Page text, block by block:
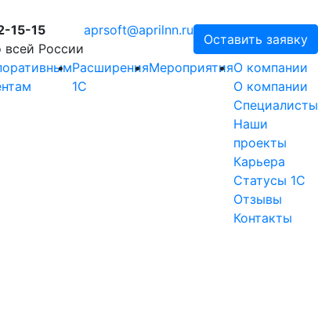
15-15
всей России
aprsoft@aprilnn.ru
Оставить заявку
Расширения
1С
МероприятияО компании
О компании
Специалисты
Наши
проекты
Карьера
Статусы 1С
Отзывы
Контакты